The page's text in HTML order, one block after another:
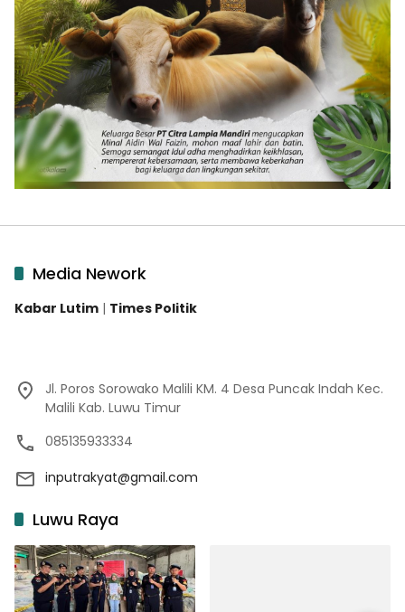
Media Nework
Kabar Lutim | Times Politik
Jl. Poros Sorowako Malili KM. 4 Desa Puncak Indah Kec.
Malili Kab. Luwu Timur
085135933334
inputrakyat@gmail.com
Luwu Raya